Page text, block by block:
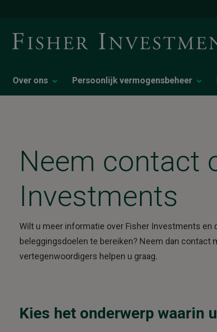
Over ons Persoonlijk vermogensbeheer
Neem contact
Investments
Wilt u meer informatie over Fisher Investments en
beleggingsdoelen te bereiken? Neem dan contact
vertegenwoordigers helpen u graag.
Kies het onderwerp waarin